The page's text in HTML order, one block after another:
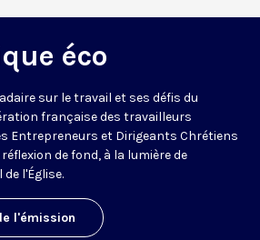
éco
sur le travail et ses défis du
française des travailleurs
Entrepreneurs et Dirigeants Chrétiens
de fond, à la lumière de
l'Église.
l'émission